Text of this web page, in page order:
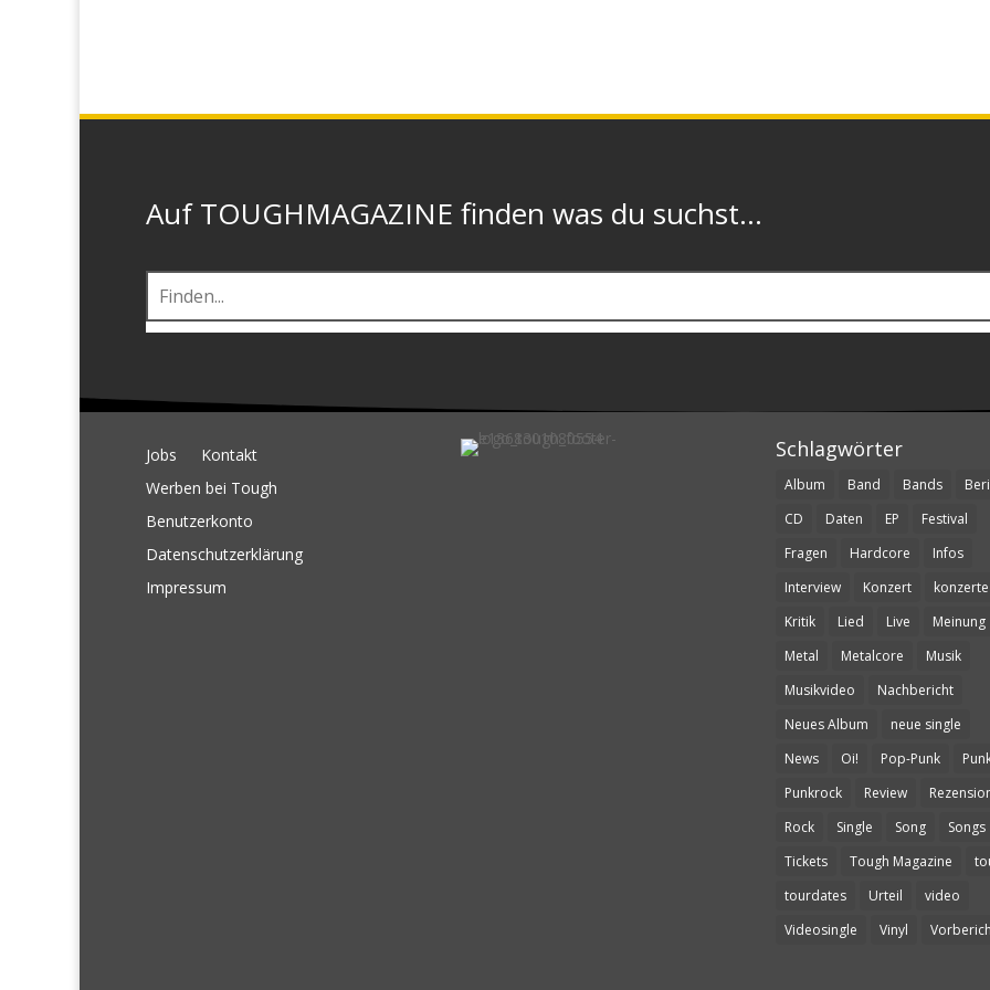
Auf TOUGHMAGAZINE finden was du suchst...
Jobs
Kontakt
Werben bei Tough
Benutzerkonto
Datenschutzerklärung
Impressum
Schlagwörter
Album Band Bands
CD
Daten EP
Festival
Fragen
Hardcore
Infos
Interview
Konzert
konzerte
Kritik
Lied Live
Meinung
Metal
Metalcore
Musik
Musikvideo
Nachbericht
Neues Album
neue single
News
Oi! Pop-Punk
Punkrock
Review
Rock
Single Song
Songs
Tickets
Tough Magazine
tourdates
Urteil
video
Videosingle
Vinyl